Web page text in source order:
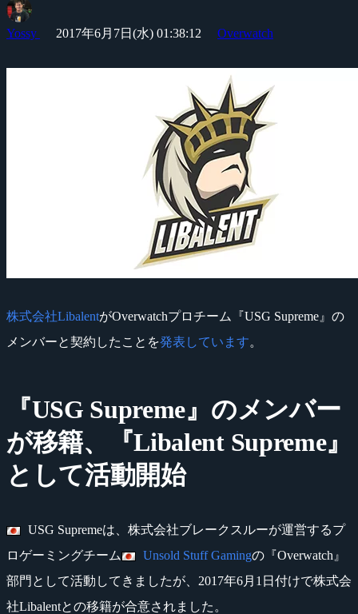
Yossy 2017年6月7日(水) 01:38:12 Overwatch
株式会社LibalentがOverwatchプロチーム『USG Supreme』の
メンバーと契約したことを発表しています。
『USG Supreme』のメンバー
が移籍、『Libalent Supreme』
として活動開始
USG Supremeは、株式会社ブレークスルーが運営するプ
ロゲーミングチーム
Unsold Stuff Gamingの『Overwatch』
部門として活動してきましたが、2017年6月1日付けで株式会
社Libalentとの移籍が合意されました。